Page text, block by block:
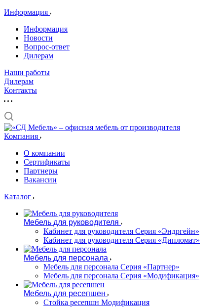
Информация
Информация
Новости
Вопрос-ответ
Дилерам
Наши работы
Дилерам
Контакты
Компания
О компании
Сертификаты
Партнеры
Вакансии
Каталог
Мебель для руководителя
Кабинет для руководителя Серия «Эндргейн»
Кабинет для руководителя Серия «Дипломат»
Мебель для персонала
Мебель для персонала Серия «Партнер»
Мебель для персонала Серия «Модификация»
Мебель для ресепшен
Стойка ресепшн Модификация